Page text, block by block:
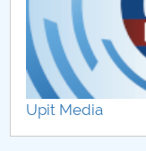
Membrii
Etape şi
Diseminare
Upit Media